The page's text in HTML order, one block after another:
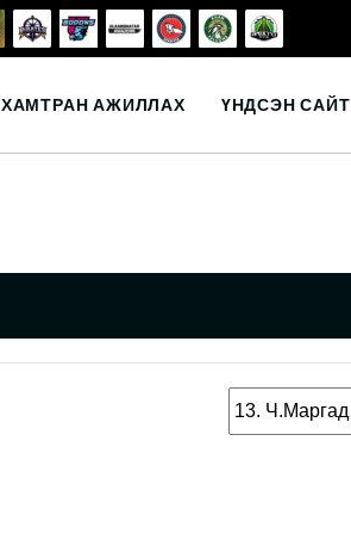
ХАМТРАН АЖИЛЛАХ ҮНДСЭН САЙТ